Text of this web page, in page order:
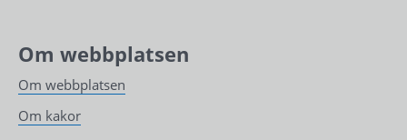
Om webbplatsen
Om webbplatsen
Om kakor